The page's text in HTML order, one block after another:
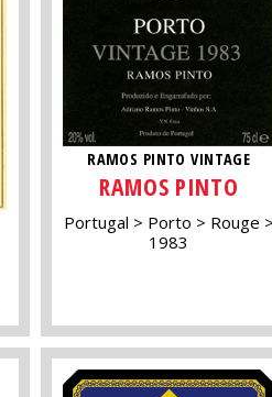
RAMOS PINTO VINTAGE
RAMOS PINTO
Portugal Porto
Rouge
1983